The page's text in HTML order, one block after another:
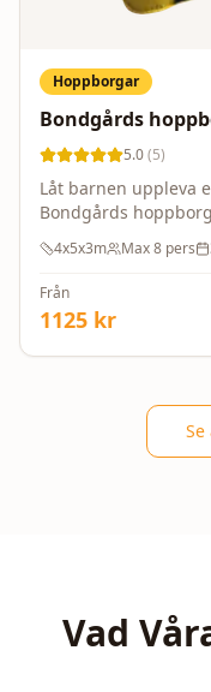
Hoppborgar
Bondgårds
5.0(5)
Låt barnen uppleva
Bondgårds
en säker och rolig
bondgårdsdjur och
attraktion för att
aktiv lek. Tillverkad
material för att
hållbarhet, så att
4x5x3m Max8 pers
Från
1125 kr
Vad